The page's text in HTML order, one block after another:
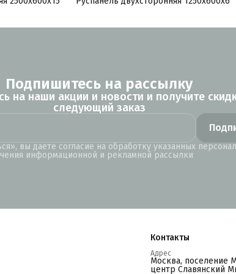
Подпишитесь на рассылку
на наши акции и новости и получите
следующий заказ
вы даете согласие на обработку указанных
информационной и рекламной рассылки
Контакты
Адрес
Москва, поселение
центр Славянский